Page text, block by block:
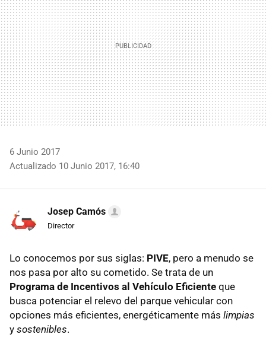
6 Junio 2017
Actualizado 10 Junio 2017, 16:40
Josep Camós
Director
Lo conocemos por sus siglas: PIVE, pero a menudo se
nos pasa por alto su cometido. Se trata de un
Programa de Incentivos al Vehículo Eficiente que
busca potenciar el relevo del parque vehicular con
opciones más eficientes, energéticamente más limpias
y sostenibles.